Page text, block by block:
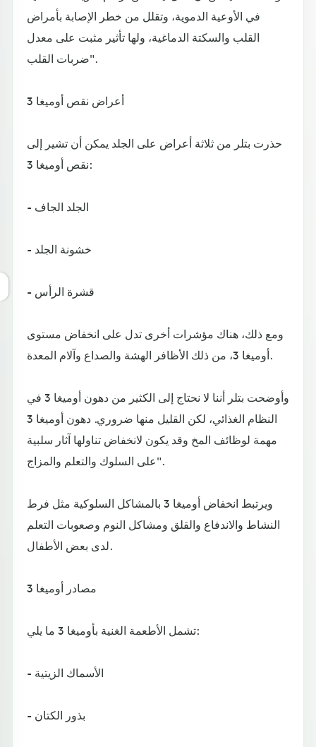
في الأوعية الدموية، وتقلل من خطر الإصابة بأمراض
القلب والسكتة الدماغية، ولها تأثير مثبت على معدل
ضربات القلب".
أعراض نقص أوميغا 3
حذرت بتلر من ثلاثة أعراض على الجلد يمكن أن تشير إلى
نقص أوميغا 3:
- الجلد الجاف
- خشونة الجلد
- قشرة الرأس
ومع ذلك، هناك مؤشرات أخرى تدل على انخفاض مستوى
أوميغا 3، من ذلك الأظافر الهشة والصداع وآلام المعدة.
وأوضحت بتلر أننا لا نحتاج إلى الكثير من دهون أوميغا 3 في
النظام الغذائي، لكن القليل منها ضروري. دهون أوميغا 3
مهمة لوظائف المخ وقد يكون لانخفاض تناولها آثار سلبية
على السلوك والتعلم والمزاج".
ويرتبط انخفاض أوميغا 3 بالمشاكل السلوكية مثل فرط
النشاط والاندفاع والقلق ومشاكل النوم وصعوبات التعلم
لدى بعض الأطفال.
مصادر أوميغا 3
تشمل الأطعمة الغنية بأوميغا 3 ما يلي:
- الأسماك الزيتية
- بذور الكتان